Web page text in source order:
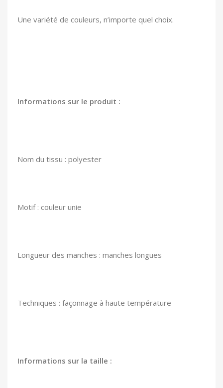
Une variété de couleurs, n’importe quel choix.
Informations sur le produit :
Nom du tissu : polyester
Motif : couleur unie
Longueur des manches : manches longues
Techniques : façonnage à haute température
Informations sur la taille :